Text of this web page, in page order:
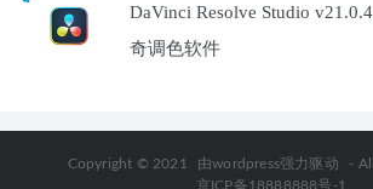
DaVinci Resolve Studio
奇调色软件
Copyright © 2021 由wordpress强力驱动
-
京ICP备18888888号-1